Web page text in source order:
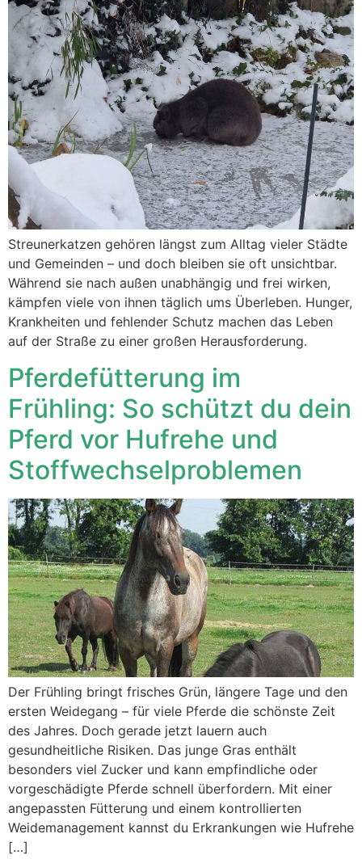
Streunerkatzen gehören längst zum Alltag vieler Städte
und Gemeinden – und doch bleiben sie oft unsichtbar.
Während sie nach außen unabhängig und frei wirken,
kämpfen viele von ihnen täglich ums Überleben. Hunger,
Krankheiten und fehlender Schutz machen das Leben
auf der Straße zu einer großen Herausforderung.
Pferdefütterung im
Frühling: So schützt du dein
Pferd vor Hufrehe und
Stoffwechselproblemen
Der Frühling bringt frisches Grün, längere Tage und den
ersten Weidegang – für viele Pferde die schönste Zeit
des Jahres. Doch gerade jetzt lauern auch
gesundheitliche Risiken. Das junge Gras enthält
besonders viel Zucker und kann empfindliche oder
vorgeschädigte Pferde schnell überfordern. Mit einer
angepassten Fütterung und einem kontrollierten
Weidemanagement kannst du Erkrankungen wie Hufrehe
[…]